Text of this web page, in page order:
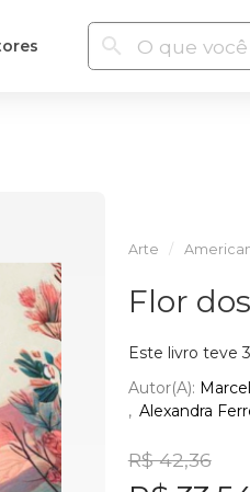
Arte
Flor
Este livro teve
Autor(a):
Alexandra
R$ 42,36